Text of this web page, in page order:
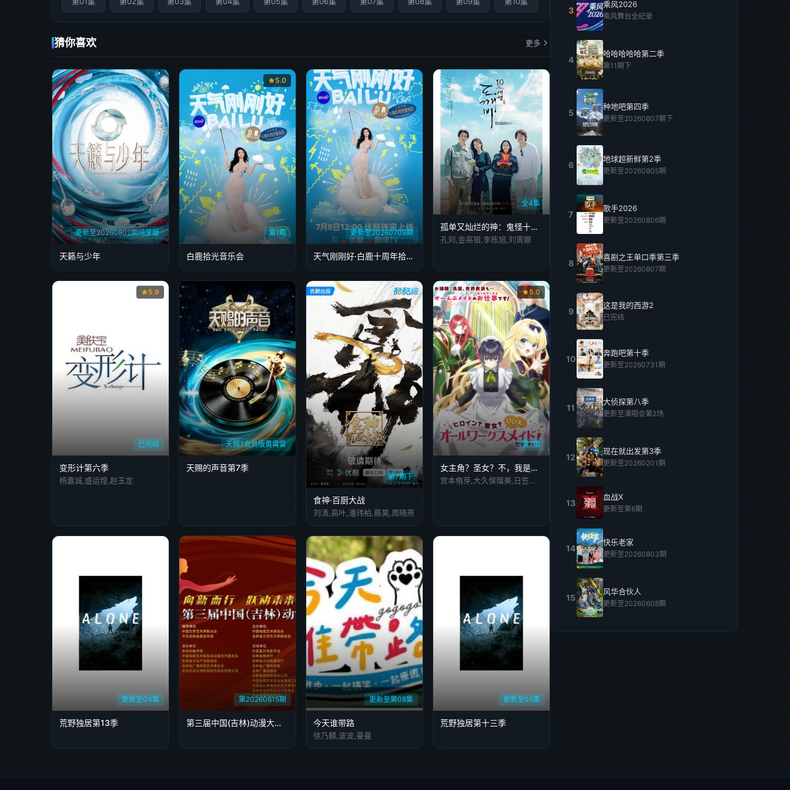
猜你喜欢 更多
更新至20260802期纯享版
天籁与少年
第1期
5.0
白鹿拾光音乐会
更新至20260709期
天气刚刚好·白鹿十周年拾光音乐会
全4集
孤单又灿烂的神：鬼怪十周年特辑
孔刘,金高银,李栋旭,刘寅娜
已完结
5.9
变形计第六季
杨嘉诚,盛运煌,赵玉龙
天赐7会员版黄霄雲
天赐的声音第7季
第7期下
食神·百厨大战
刘涛,高叶,潘玮柏,蔡昊,周晓燕
第7集
5.0
女主角？圣女？不，我是杂役女仆(自豪)！
宫本侑芽,大久保瑠美,日笠阳子,天崎滉平,小野友树,堀江瞬,仲村宗悟
更新至04集
荒野独居第13季
第20260615期
第三届中国(吉林)动漫大会晚会
更新至第08集
今天谁带路
徐乃麟,波波,曼曼
更新至05集
荒野独居第十三季
3
乘风2026
乘风舞台全纪录
4
哈哈哈哈哈第二季
第11期下
5
种地吧第四季
更新至20260807期下
6
地球超新鲜第2季
更新至20260805期
7
歌手2026
更新至20260806期
8
喜剧之王单口季第三季
更新至20260807期
9
这是我的西游2
已完结
10
奔跑吧第十季
更新至20260731期
11
大侦探第八季
更新至演唱会第2场
12
现在就出发第3季
更新至20260201期
13
血战X
更新至第6期
14
快乐老家
更新至20260803期
15
风华合伙人
更新至20260608期